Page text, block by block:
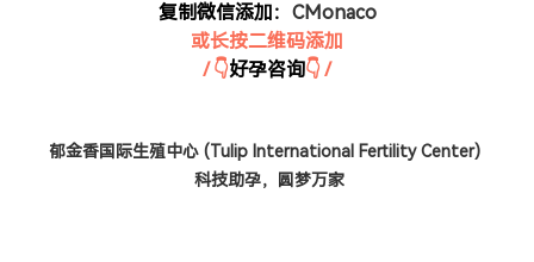
复制微信添加： CMonaco
或长按二维码添加
/ 👇好孕咨询👇 /
郁金香国际生殖中心 (Tulip International Fertility Center)
科技助孕，圆梦万家